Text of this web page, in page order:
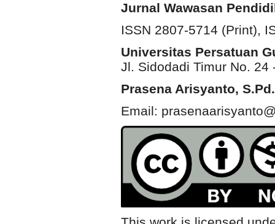
Jurnal Wawasan
ISSN 2807-5714 (Print),
Universitas Persatuan
Jl. Sidodadi Timur No. 24
Prasena Arisyanto,
Email: